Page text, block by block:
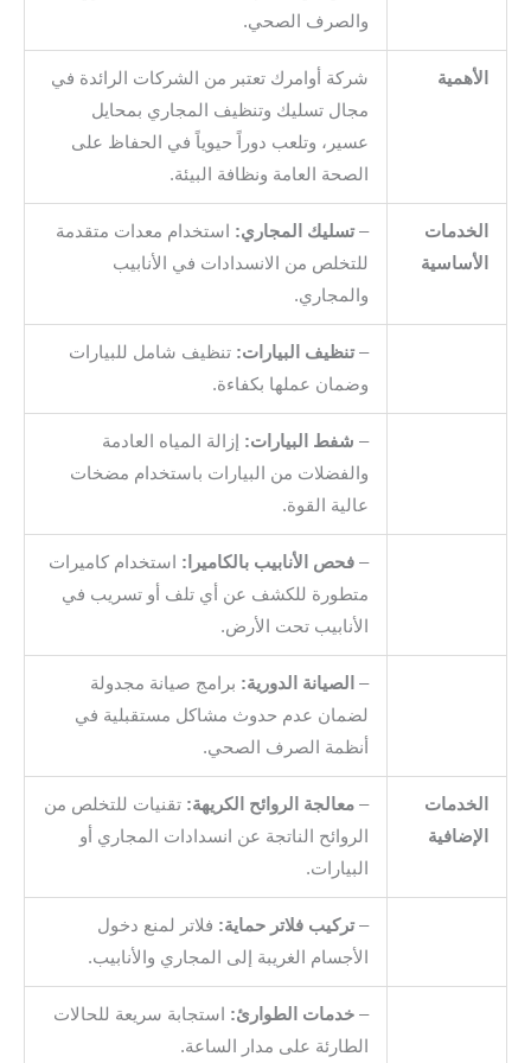
والصرف الصحي.
الأهمية
شركة أوامرك تعتبر من الشركات الرائدة في
مجال تسليك وتنظيف المجاري بمحايل
عسير، وتلعب دوراً حيوياً في الحفاظ على
الصحة العامة ونظافة البيئة.
الخدمات
الأساسية
–تسليك المجاري: استخدام معدات متقدمة
للتخلص من الانسدادات في الأنابيب
والمجاري.
–تنظيف البيارات: تنظيف شامل للبيارات
وضمان عملها بكفاءة.
– شفط البيارات: إزالة المياه العادمة
والفضلات من البيارات باستخدام مضخات
عالية القوة.
– فحص الأنابيب بالكاميرا: استخدام كاميرات
متطورة للكشف عن أي تلف أو تسريب في
الأنابيب تحت الأرض.
– الصيانة الدورية: برامج صيانة مجدولة
لضمان عدم حدوث مشاكل مستقبلية في
أنظمة الصرف الصحي.
الخدمات
الإضافية
– معالجة الروائح الكريهة: تقنيات للتخلص من
الروائح الناتجة عن انسدادات المجاري أو
البيارات.
–تركيب فلاتر حماية: فلاتر لمنع دخول
الأجسام الغريبة إلى المجاري والأنابيب.
– خدمات الطوارئ: استجابة سريعة للحالات
الطارئة على مدار الساعة.